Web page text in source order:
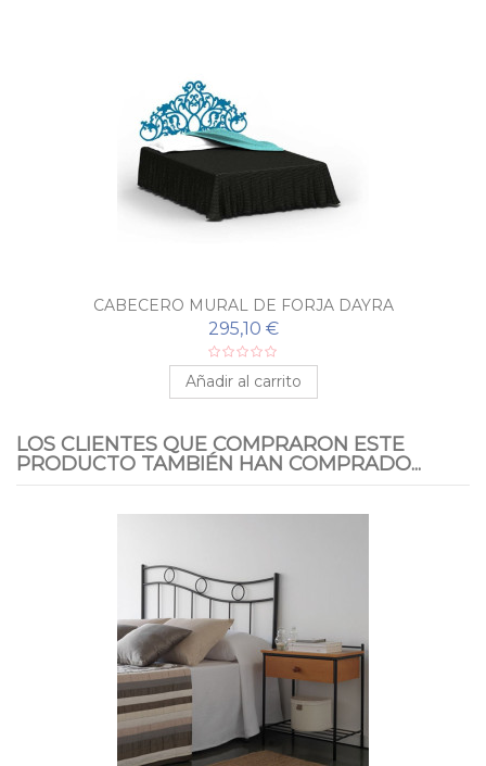
CABECERO MURAL DE FORJA DAYRA
295,10 €
Añadir al carrito
LOS CLIENTES QUE COMPRARON ESTE
PRODUCTO TAMBIÉN HAN COMPRADO...